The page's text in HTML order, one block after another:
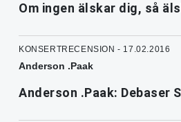
Om ingen älskar dig, så
KONSERTRECENSION - 17.02.2016
Anderson .Paak
Anderson .Paak: Debaser